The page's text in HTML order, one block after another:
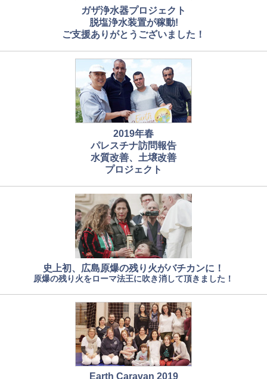
ガザ浄水器プロジェクト
脱塩浄水装置が稼動!
ご支援ありがとうございました！
2019年春
パレスチナ訪問報告
水質改善、土壌改善
プロジェクト
史上初、広島原爆の残り火がバチカンに！
原爆の残り火をローマ法王に吹き消して頂きました！
Earth Caravan 2019